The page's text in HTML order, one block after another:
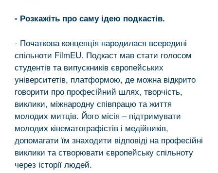
- Розкажіть про саму ідею подкастів.
- Початкова концепція народилася всередині
спільноти FilmEU. Подкаст мав стати голосом
студентів та випускників європейських
університетів, платформою, де можна відкрито
говорити про професійний шлях, творчість,
виклики, міжнародну співпрацю та життя
молодих митців. Його місія – підтримувати
молодих кінематографістів і медійників,
допомагати їм знаходити відповіді на професійні
виклики та створювати європейську спільноту
через історії людей.